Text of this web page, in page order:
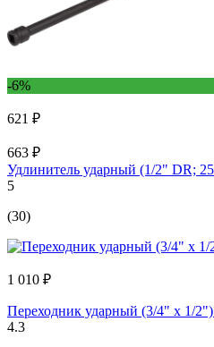
-6%
621 ₽
663 ₽
Удлинитель ударный (1/2" DR;
5
(30)
1 010 ₽
Переходник ударный (3/4" х 1/
4.3